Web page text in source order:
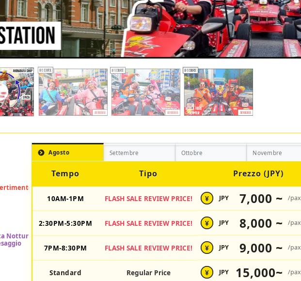
Agosto Settembre Ottobre Novembre
Tempo Tipo Prezzo (JPY)
10AM-1PM FLASH SALE REVIEW PRICE! ¥ JPY 7,000 ~ /pax
2:30PM-5:30PM FLASH SALE REVIEW PRICE! ¥ JPY 8,000 ~ /pax
7PM-8:30PM FLASH SALE REVIEW PRICE! ¥ JPY 9,000 ~ /pax
Standard Regular Price ¥ JPY 15,000~ /pax